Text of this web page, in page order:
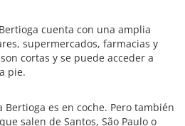
cuenta con una amplia
supermercados, farmacias y
cortas y se puede acceder a
pie.
es en coche. Pero también
salen de Santos, São Paulo o